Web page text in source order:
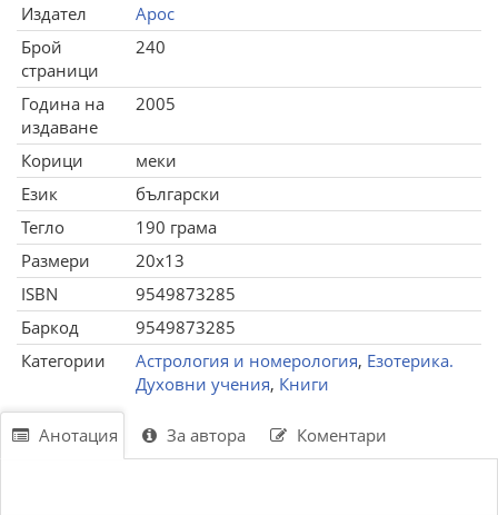
Издател
Арос
Брой
страници
240
Година на
издаване
2005
Корици
меки
Език
български
Тегло
190 грама
Размери
20x13
ISBN
9549873285
Баркод
9549873285
Категории
Астрология и номерология, Езотерика.
Духовни учения, Книги
Анотация За автора Коментари